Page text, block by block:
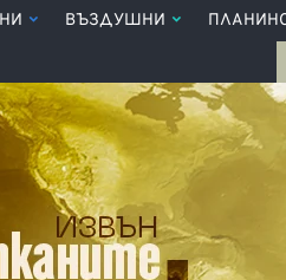
ВЪЗДУШНИ